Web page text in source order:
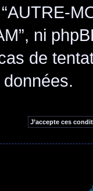
ni
de